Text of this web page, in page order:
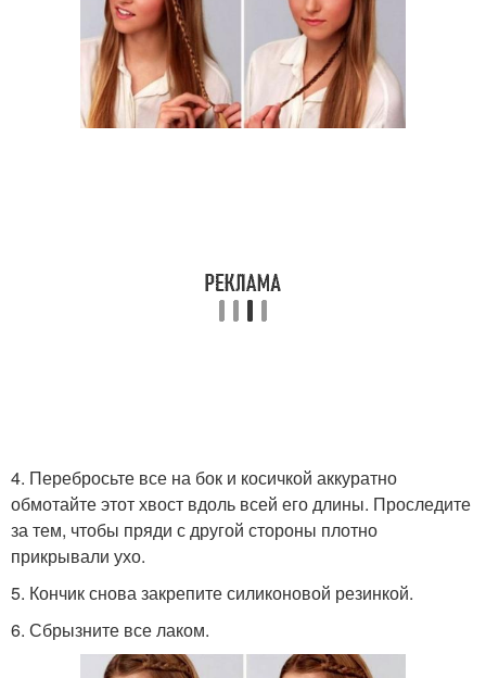
4. Перебросьте все на бок и косичкой аккуратно
обмотайте этот хвост вдоль всей его длины. Проследите
за тем, чтобы пряди с другой стороны плотно
прикрывали ухо.
5. Кончик снова закрепите силиконовой резинкой.
6. Сбрызните все лаком.